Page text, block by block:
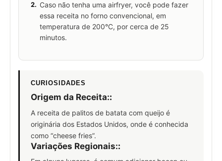
2. Caso não tenha uma airfryer, você pode fazer
essa receita no forno convencional, em
temperatura de 200°C, por cerca de 25
minutos.
CURIOSIDADES
Origem da Receita::
A receita de palitos de batata com queijo é
originária dos Estados Unidos, onde é conhecida
como “cheese fries”.
Variações Regionais::